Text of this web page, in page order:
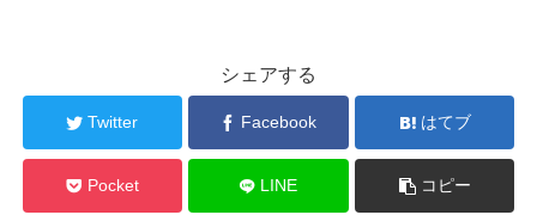
シェアする
Twitter Facebook はてブ
Pocket LINE コピー